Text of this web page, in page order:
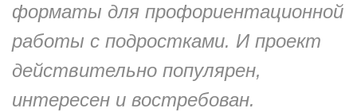
форматы для профориентационной
работы с подростками. И проект
действительно популярен,
интересен и востребован.